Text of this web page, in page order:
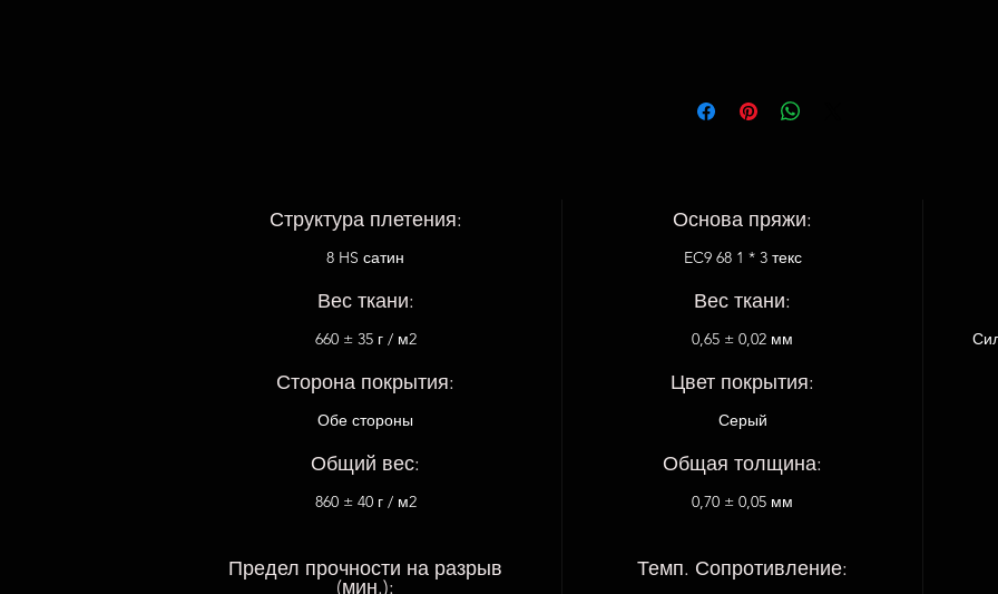
Структура плетения:
8 HS сатин
Основа пряжи:
EC9 68 1 * 3 текс
Вес ткани:
660 ± 35 г / м2
Вес ткани:
0,65 ± 0,02 мм
Сторона покрытия:
Обе стороны
Цвет покрытия:
Серый
Общий вес:
860 ± 40 г / м2
Общая толщина:
0,70 ± 0,05 мм
Предел прочности на разрыв
(мин.):
Темп. Сопротивление: